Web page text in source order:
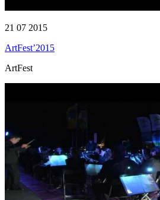
21 07 2015
ArtFest’2015
ArtFest